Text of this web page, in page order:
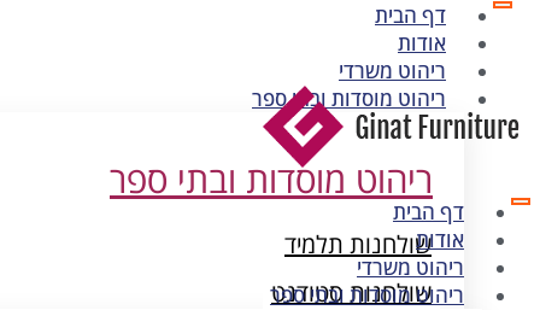
דף הבית
אודות
ריהוט משרדי
ריהוט מוסדות ובתי ספר
ריהוט מוסדות ובתי ספר
שולחנות תלמיד
שולחנות סטודנט
דף הבית
אודות
ריהוט משרדי
ריהוט מוסדות ובתי ספר